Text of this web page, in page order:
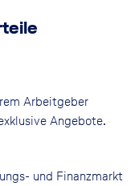
Arbeitgeber
Angebote.
und Finanzmarkt